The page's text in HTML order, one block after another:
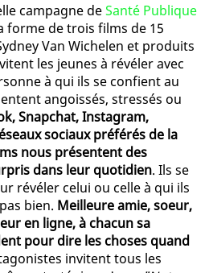
campagne deSanté Publique
forme de trois films de 15
Van Wichelen et produits
les jeunes à révéler avec
à qui ils se confient au
angoissés, stressés ou
Snapchat, Instagram,
sociaux préférés de la
nous présentent des
dans leur quotidien. Ils se
révéler celui ou celle à qui ils
bien. Meilleure amie, soeur,
en ligne, à chacun sa
pour dire les choses quand
invitent tous les